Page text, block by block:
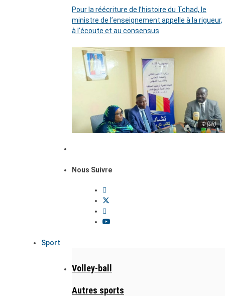
Pour la réécriture de l’histoire du Tchad, le
ministre de l’enseignement appelle à la rigueur,
à l’écoute et au consensus
© (DR)
Nous Suivre
Sport
Volley-ball
Autres sports